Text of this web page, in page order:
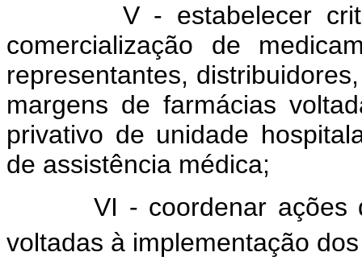
V - estabelecer
comercialização de
representantes,
margens de farmácias
privativo de unidade
de assistência médica;
VI - coordenar ações
voltadas à implementação